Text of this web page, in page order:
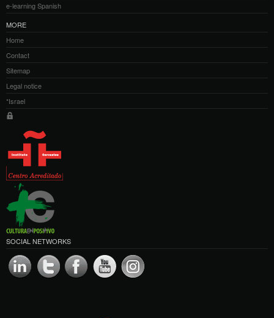
e-learning Spanish
MORE
Home
Contact
Sitemap
Legal notice
*Israel
SOCIAL NETWORKS